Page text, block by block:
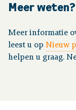
Meer weten?
Meer informatie
leest u op Nieuw
helpen u graag.